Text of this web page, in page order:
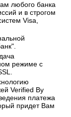
любого банка
и в строгом
Visa,
режиме с
Verified By
платежа
придет Вам